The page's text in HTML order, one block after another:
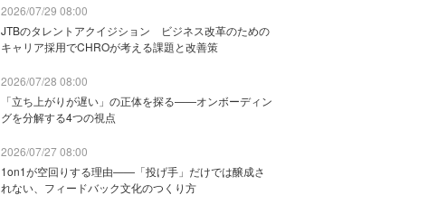
2026/07/29 08:00
JTBのタレントアクイジション ビジネス改革のための
キャリア採用でCHROが考える課題と改善策
2026/07/28 08:00
「立ち上がりが遅い」の正体を探る——オンボーディン
グを分解する4つの視点
2026/07/27 08:00
1on1が空回りする理由——「投げ手」だけでは醸成さ
れない、フィードバック文化のつくり方